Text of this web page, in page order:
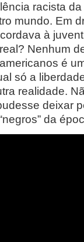
racista
mundo. Em
à
Nenhum
é
só a
realidade.
deixar
da